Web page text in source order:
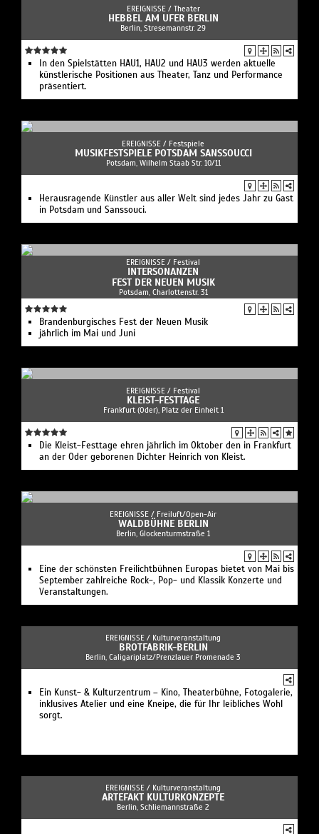
EREIGNISSE / Theater
HEBBEL AM UFER BERLIN
Berlin, Stresemannstr. 29
In den Spielstätten HAU1, HAU2 und HAU3 werden aktuelle
künstlerische Positionen aus Theater, Tanz und Performance
präsentiert.
EREIGNISSE / Festspiele
MUSIKFESTSPIELE POTSDAM SANSSOUCCI
Potsdam, Wilhelm Staab Str. 10/11
Herausragende Künstler aus aller Welt sind jedes Jahr zu Gast
in Potsdam und Sanssouci.
EREIGNISSE / Festival
INTERSONANZEN
FEST DER NEUEN MUSIK
Potsdam, Charlottenstr. 31
Brandenburgisches Fest der Neuen Musik
jährlich im Mai und Juni
EREIGNISSE / Festival
KLEIST-FESTTAGE
Frankfurt (Oder), Platz der Einheit 1
Die Kleist-Festtage ehren jährlich im Oktober den in Frankfurt
an der Oder geborenen Dichter Heinrich von Kleist.
EREIGNISSE / Freiluft/Open-Air
WALDBÜHNE BERLIN
Berlin, Glockenturmstraße 1
Eine der schönsten Freilichtbühnen Europas bietet von Mai bis
September zahlreiche Rock-, Pop- und Klassik Konzerte und
Veranstaltungen.
EREIGNISSE / Kulturveranstaltung
BROTFABRIK-BERLIN
Berlin, Caligariplatz/Prenzlauer Promenade 3
Ein Kunst- & Kulturzentrum – Kino, Theaterbühne, Fotogalerie,
inklusives Atelier und eine Kneipe, die für Ihr leibliches Wohl
sorgt.
EREIGNISSE / Kulturveranstaltung
ARTEFAKT KULTURKONZEPTE
Berlin, Schliemannstraße 2